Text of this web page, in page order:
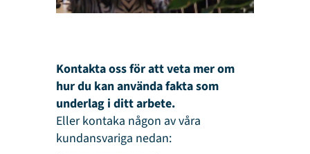
Kontakta oss för att veta mer om
hur du kan använda fakta som
underlag i ditt arbete.
Eller kontaka någon av våra
kundansvariga nedan: